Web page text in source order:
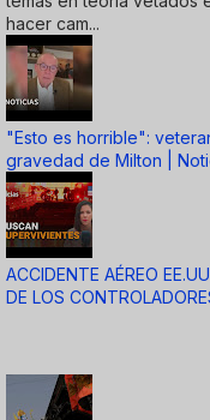
hacer cam...
"Esto es horrible":
gravedad de Milton |
ACCIDENTE AÉREO
DE LOS